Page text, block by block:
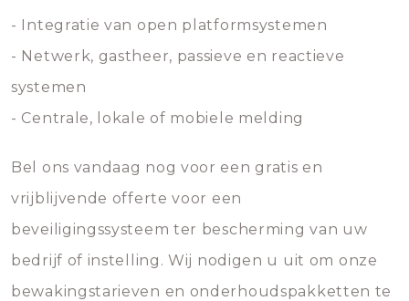
- Integratie van open platformsystemen
- Netwerk, gastheer, passieve en reactieve
systemen
- Centrale, lokale of mobiele melding
Bel ons vandaag nog voor een gratis en
vrijblijvende offerte voor een
beveiligingssysteem ter bescherming van uw
bedrijf of instelling. Wij nodigen u uit om onze
bewakingstarieven en onderhoudspakketten te